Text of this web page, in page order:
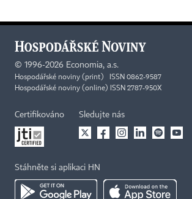
© 1996-2026 Economia, a.s.
Hospodářské noviny (print) ISSN 0862-9587
Hospodářské noviny (online) ISSN 2787-950X
Certifikováno Sledujte nás
Stáhněte si aplikaci HN